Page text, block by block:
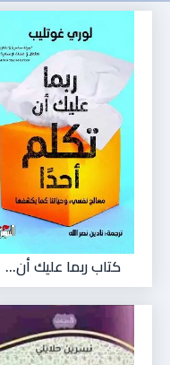
كتاب ربما عليك أن...